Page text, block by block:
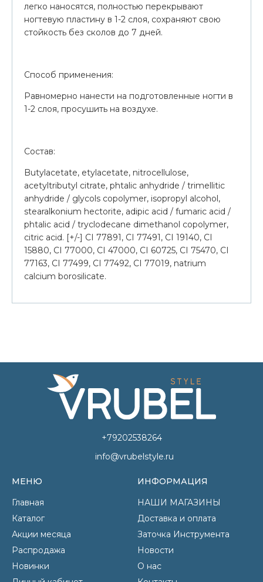
легко наносятся, полностью перекрывают
ногтевую пластину в 1-2 слоя, сохраняют свою
стойкость без сколов до 7 дней.
Способ применения:
Равномерно нанести на подготовленные ногти в
1-2 слоя, просушить на воздухе.
Состав:
Butylacetate, etylacetate, nitrocellulose,
acetyltributyl citrate, phtalic anhydride / trimellitic
anhydride / glycols copolymer, isopropyl alcohol,
stearalkonium hectorite, adipic acid / fumaric acid /
phtalic acid / tryclodecane dimethanol copolymer,
citric acid. [+/-] CI 77891, CI 77491, CI 19140, CI
15880, CI 77000, CI 47000, CI 60725, CI 75470, CI
77163, CI 77499, CI 77492, CI 77019, natrium
calcium borosilicate.
+79202538264
info@vrubelstyle.ru
МЕНЮ
Главная
Каталог
Акции месяца
Распродажа
Новинки
ИНФОРМАЦИЯ
НАШИ МАГАЗИНЫ
Доставка и оплата
Заточка Инструмента
Новости
О нас